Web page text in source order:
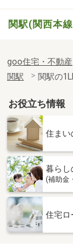
関駅(関西本
goo住宅・不動産
関駅
関駅の
お役立ち情報
住まい
暮らし
(補助金
住宅ロ